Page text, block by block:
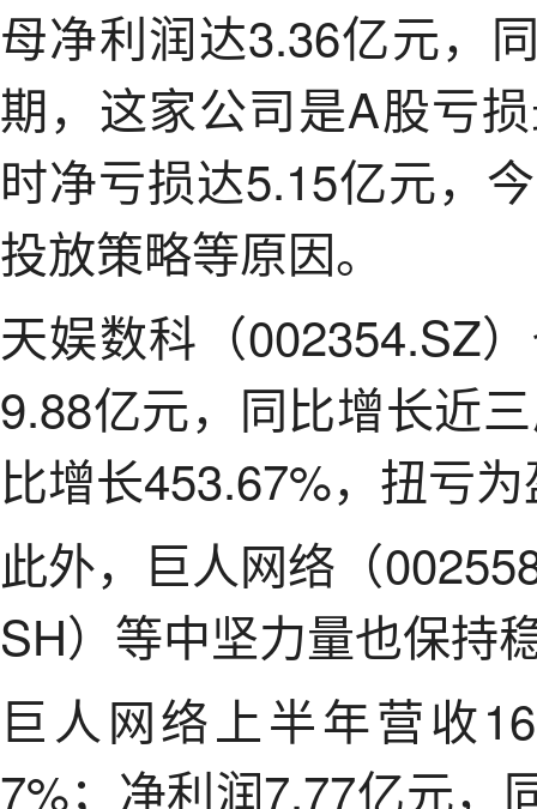
母净利润达3.36亿元，
期，这家公司是A股亏
时净亏损达5.15亿元，
投放策略等原因。
天娱数科（002354.SZ
9.88亿元，同比增长近
比增长453.67%，扭亏
此外，巨人网络（
SH）等中坚力量也保持
巨人网络上半年营收
7%；净利润7.77亿元，